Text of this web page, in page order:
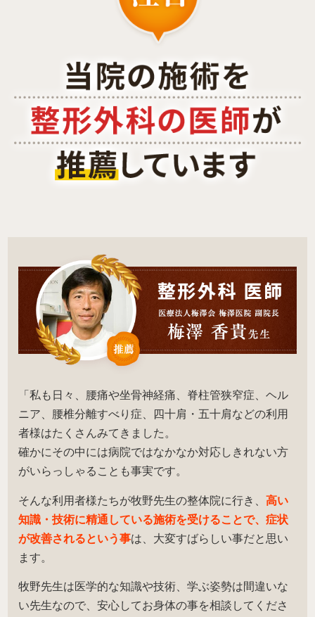
「私も日々、腰痛や坐骨神経痛、脊柱管狭窄症、ヘル
ニア、腰椎分離すべり症、四十肩・五十肩などの利用
者様はたくさんみてきました。
確かにその中には病院ではなかなか対応しきれない方
がいらっしゃることも事実です。
そんな利用者様たちが牧野先生の整体院に行き、 高い
知識・技術に精通している施術を受けることで、症状
が改善されるという事は、大変すばらしい事だと思い
ます。
牧野先生は医学的な知識や技術、学ぶ姿勢は間違いな
い先生なので、安心してお身体の事を相談してくださ